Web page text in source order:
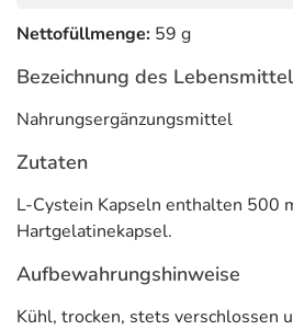
Nettofüllmenge: 59 g
Bezeichnung des
Nahrungsergänzungsmittel
Zutaten
L-Cystein Kapseln enthalten 500
Hartgelatinekapsel.
Aufbewahrungshinweise
Kühl, trocken, stets verschlossen